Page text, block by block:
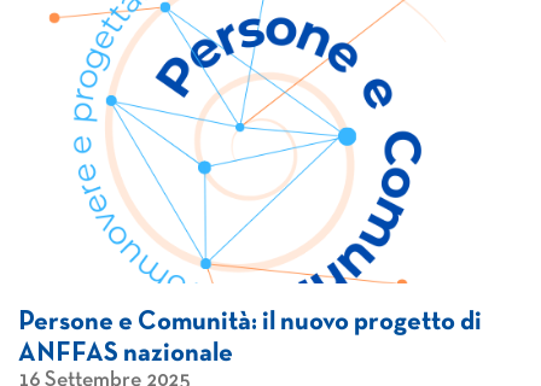
Persone e Comunità: il nuovo progetto di
ANFFAS nazionale
16 Settembre 2025